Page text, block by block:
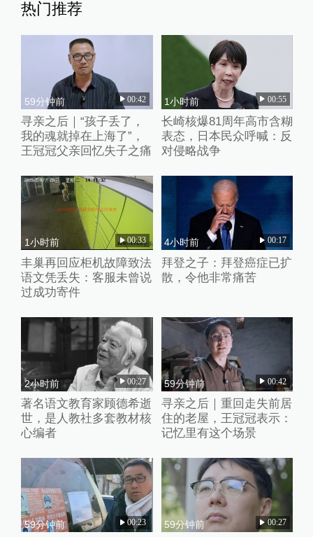
热门推荐
59分钟前 00:42
寻亲之后｜“孩子丢了，
我的魂就掉在上海了”，
王冠冠父亲回忆失子之痛
1小时前 00:55
长崎核爆81周年高市含糊
表态，日本民众呼喊：反
对侵略战争
1小时前 00:33
丰巢再回应柜机故障致法
语文凭丢失：客服未曾说
过成功寄件
4小时前 00:17
拜登之子：拜登癌症已扩
散，令他非常痛苦
2小时前 00:27
著名语文教育家顾德希逝
世，是人教社多套教材核
心编者
59分钟前 00:42
寻亲之后｜重回走失前居
住的老屋，王冠冠表示：
记忆里有这个场景
59分钟前 00:23 59分钟前 00:27